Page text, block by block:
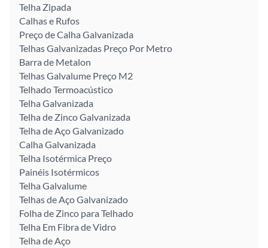
Telha Zipada
Calhas e Rufos
Preço de Calha Galvanizada
Telhas Galvanizadas Preço Por Metro
Barra de Metalon
Telhas Galvalume Preço M2
Telhado Termoacústico
Telha Galvanizada
Telha de Zinco Galvanizada
Telha de Aço Galvanizado
Calha Galvanizada
Telha Isotérmica Preço
Painéis Isotérmicos
Telha Galvalume
Telhas de Aço Galvanizado
Folha de Zinco para Telhado
Telha Em Fibra de Vidro
Telha de Aço